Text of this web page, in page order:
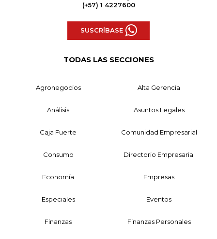
(+57) 1 4227600
SUSCRÍBASE
TODAS LAS SECCIONES
Agronegocios Alta Gerencia
Análisis Asuntos Legales
Caja Fuerte Comunidad Empresarial
Consumo Directorio Empresarial
Economía Empresas
Especiales Eventos
Finanzas Finanzas Personales